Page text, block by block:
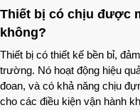
Thiết bị có chịu được
không?
Thiết bị có thiết kế bền bỉ,
trường. Nó hoạt động hiệu
đoan, và có khả năng chịu
cho các điều kiện vận hành